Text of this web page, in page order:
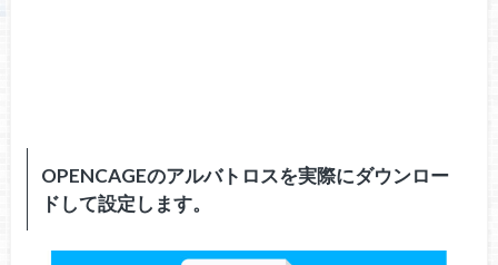
OPENCAGEのアルバトロスを実際にダウンロー
ドして設定します。